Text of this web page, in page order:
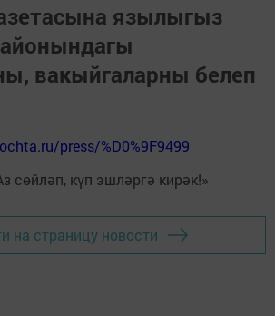
язылыгыз
вакыйгаларны белеп
press/%D0%9F9499
на страницу новости